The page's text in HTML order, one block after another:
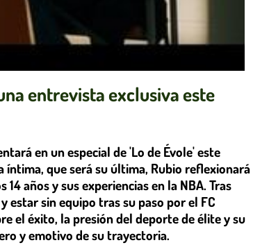
entrevista exclusiva este
en un especial de 'Lo de Évole' este
íntima, que será su última, Rubio reflexionará
años y sus experiencias en la NBA. Tras
estar sin equipo tras su paso por el FC
el éxito, la presión del deporte de élite y su
y emotivo de su trayectoria.